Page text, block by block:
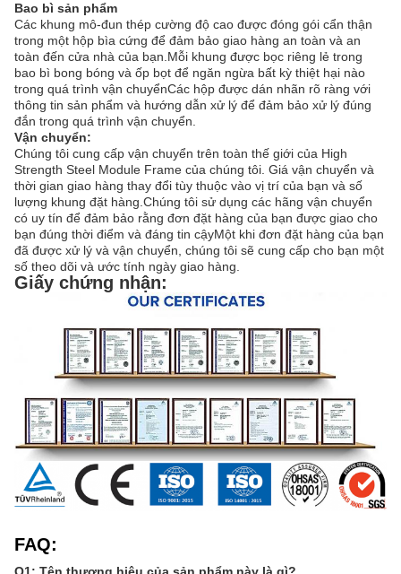
Bao bì sản phẩm
Các khung mô-đun thép cường độ cao được đóng gói cẩn thận
trong một hộp bìa cứng để đảm bảo giao hàng an toàn và an
toàn đến cửa nhà của bạn.Mỗi khung được bọc riêng lẻ trong
bao bì bong bóng và ốp bọt để ngăn ngừa bất kỳ thiệt hại nào
trong quá trình vận chuyểnCác hộp được dán nhãn rõ ràng với
thông tin sản phẩm và hướng dẫn xử lý để đảm bảo xử lý đúng
đắn trong quá trình vận chuyển.
Vận chuyển:
Chúng tôi cung cấp vận chuyển trên toàn thế giới của High
Strength Steel Module Frame của chúng tôi. Giá vận chuyển và
thời gian giao hàng thay đổi tùy thuộc vào vị trí của bạn và số
lượng khung đặt hàng.Chúng tôi sử dụng các hãng vận chuyển
có uy tín để đảm bảo rằng đơn đặt hàng của bạn được giao cho
bạn đúng thời điểm và đáng tin cậyMột khi đơn đặt hàng của bạn
đã được xử lý và vận chuyển, chúng tôi sẽ cung cấp cho bạn một
số theo dõi và ước tính ngày giao hàng.
Giấy chứng nhận:
FAQ:
Q1: Tên thương hiệu của sản phẩm này là gì?